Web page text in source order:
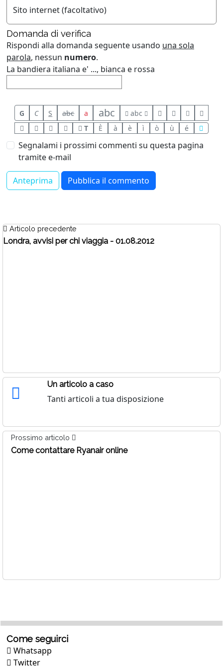
Sito internet (facoltativo)
Domanda di verifica
Rispondi alla domanda seguente usando una sola
parola, nessun numero.
La bandiera italiana e' ..., bianca e rossa
G C S abc a abc
abc
T
È à è ì ò ù é
Segnalami i prossimi commenti su questa pagina
tramite e-mail
Articolo precedente
Londra, avvisi per chi viaggia - 01.08.2012
Un articolo a caso
Tanti articoli a tua disposizione
Prossimo articolo
Come contattare Ryanair online
Come seguirci
Whatsapp
Twitter